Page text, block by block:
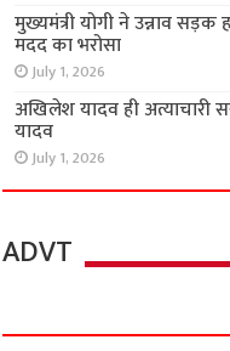
मुख्यमंत्री योगी ने उन्नाव
मदद का भरोसा
July 1, 2026
अखिलेश यादव ही अत्याचारी
यादव
July 1, 2026
ADVT